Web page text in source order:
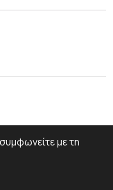
με τη